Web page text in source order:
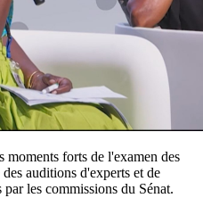
moments forts de l'examen des
auditions d'experts et de
les commissions du Sénat.